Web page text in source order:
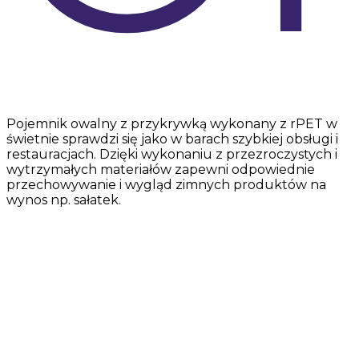
Pojemnik owalny z przykrywką wykonany z rPET w
świetnie sprawdzi się jako w barach szybkiej obsługi i
restauracjach. Dzięki wykonaniu z przezroczystych i
wytrzymałych materiałów zapewni odpowiednie
przechowywanie i wygląd zimnych produktów na
wynos np. sałatek.